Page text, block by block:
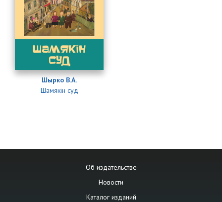
Шырко В.А.
Шамякін суд
Об издательстве
Новости
Каталог изданий